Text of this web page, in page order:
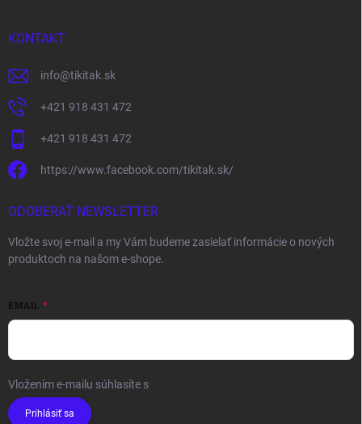
KONTAKT
info@tikitak.sk
+421 918 431 472
+421 918 431 472
https://www.facebook.com/tikitak.sk/
ODOBERAŤ NEWSLETTER
Vložte svoj e-mail a my Vám budeme zasielať informácie o nových
produktoch na našom e-shope.
EMAIL
Vložením e-mailu súhlasíte s
Prihlásiť sa